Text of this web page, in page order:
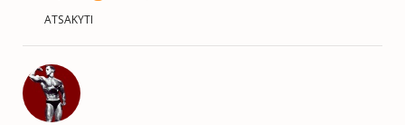
ATSAKYTI